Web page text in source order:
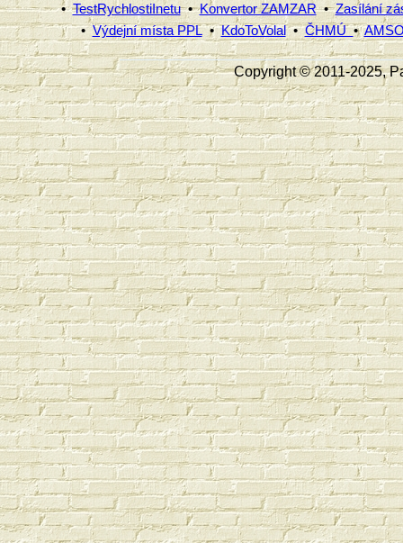
•TestRychlostiInetu•Konvertor ZAMZAR•Zasílání
•Výdejní místa PPL•KdoToVolal•ČHMÚ•
Copyright © 2011-2025,